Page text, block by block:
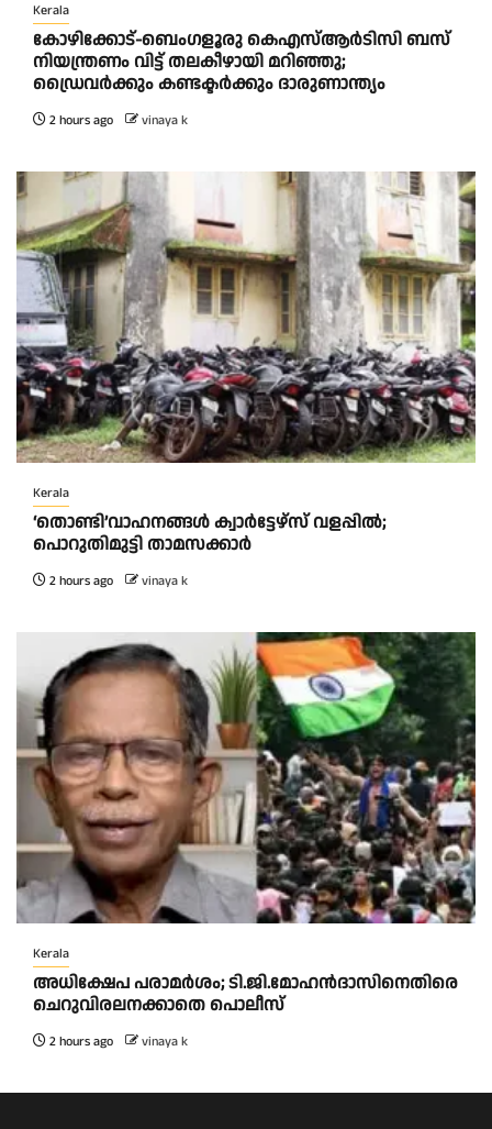
Kerala
കോഴിക്കോട്-ബെംഗളൂരു കെഎസ്ആര്‍ടിസി ബസ്
നിയന്ത്രണം വിട്ട് തലകീഴായി മറിഞ്ഞു;
ഡ്രെെവർക്കും കണ്ടക്ടർക്കും ദാരുണാന്ത്യം
2 hours ago vinaya k
Kerala
‘തൊണ്ടി’വാഹനങ്ങൾ ക്വാർട്ടേഴ്സ്‌ വളപ്പിൽ;
പൊറുതിമുട്ടി താമസക്കാർ
2 hours ago vinaya k
Kerala
അധിക്ഷേപ പരാമര്‍ശം; ടി.ജി.മോഹന്‍ദാസിനെതിരെ
ചെറുവിരലനക്കാതെ പൊലീസ്
2 hours ago vinaya k